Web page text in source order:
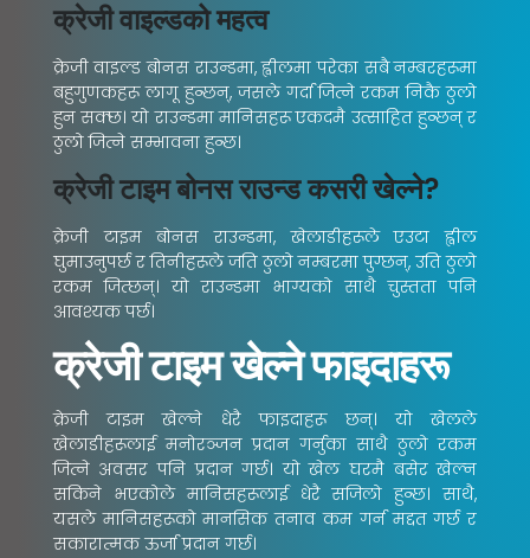
क्रेजी वाइल्डको महत्व
क्रेजी वाइल्ड बोनस राउन्डमा, ह्वीलमा परेका सबै नम्बरहरूमा
बहुगुणकहरू लागू हुन्छन्, जसले गर्दा जित्ने रकम निकै ठुलो
हुन सक्छ। यो राउन्डमा मानिसहरू एकदमै उत्साहित हुन्छन् र
ठुलो जित्ने सम्भावना हुन्छ।
क्रेजी टाइम बोनस राउन्ड कसरी खेल्ने?
क्रेजी टाइम बोनस राउन्डमा, खेलाडीहरूले एउटा ह्वील
घुमाउनुपर्छ र तिनीहरूले जति ठुलो नम्बरमा पुग्छन्, उति ठुलो
रकम जित्छन्। यो राउन्डमा भाग्यको साथै चुस्तता पनि
आवश्यक पर्छ।
क्रेजी टाइम खेल्ने फाइदाहरू
क्रेजी टाइम खेल्ने धेरै फाइदाहरू छन्। यो खेलले
खेलाडीहरूलाई मनोरञ्जन प्रदान गर्नुका साथै ठुलो रकम
जित्ने अवसर पनि प्रदान गर्छ। यो खेल घरमै बसेर खेल्न
सकिने भएकोले मानिसहरूलाई धेरै सजिलो हुन्छ। साथै,
यसले मानिसहरूको मानसिक तनाव कम गर्न मद्दत गर्छ र
सकारात्मक ऊर्जा प्रदान गर्छ।